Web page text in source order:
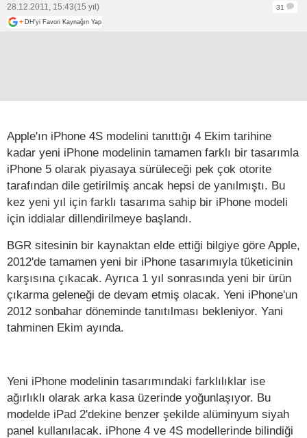
28.12.2011, 15:43(15 yıl)
31
+ DH'yi Favori Kaynağın Yap
Apple'ın iPhone 4S modelini tanıttığı 4 Ekim tarihine
kadar yeni iPhone modelinin tamamen farklı bir tasarımla
iPhone 5 olarak piyasaya sürüleceği pek çok otorite
tarafından dile getirilmiş ancak hepsi de yanılmıştı. Bu
kez yeni yıl için farklı tasarıma sahip bir iPhone modeli
için iddialar dillendirilmeye başlandı.
BGR sitesinin bir kaynaktan elde ettiği bilgiye göre Apple,
2012'de tamamen yeni bir iPhone tasarımıyla tüketicinin
karşısına çıkacak. Ayrıca 1 yıl sonrasında yeni bir ürün
çıkarma geleneği de devam etmiş olacak. Yeni iPhone'un
2012 sonbahar döneminde tanıtılması bekleniyor. Yani
tahminen Ekim ayında.
Yeni iPhone modelinin tasarımındaki farklılıklar ise
ağırlıklı olarak arka kasa üzerinde yoğunlaşıyor. Bu
modelde iPad 2'dekine benzer şekilde alüminyum siyah
panel kullanılacak. iPhone 4 ve 4S modellerinde bilindiği